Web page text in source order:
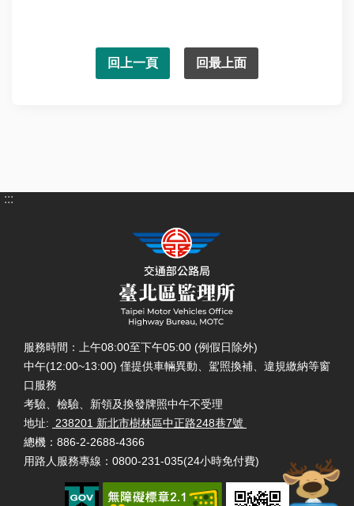
回上一頁 回最上面
:::
服務時間：上午08:00至下午05:00 (例假日除外)
中午(12:00~13:00) 僅提供車輛異動、駕照換補、違規繳納等窗
口服務
考驗、檢驗、新領及換發牌照中午不受理
地址:
238201 新北市樹林區中正路248巷7號
總機：886-2-2688-4366
用路人服務專線：0800-231-035(24小時免付費)